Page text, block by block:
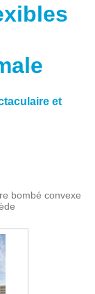
et
bombé convexe